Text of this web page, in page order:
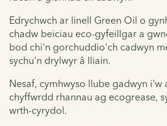
Edrychwch ar linell Green Oil o
chadw beiciau eco-gyfeillgar a
bod chi'n gorchuddio'ch cadwyn
sychu'n drylwyr â lliain.
Nesaf, cymhwyso llube gadwyn i'w
chyffwrdd rhannau ag ecogrease,
wrth-cyrydol.